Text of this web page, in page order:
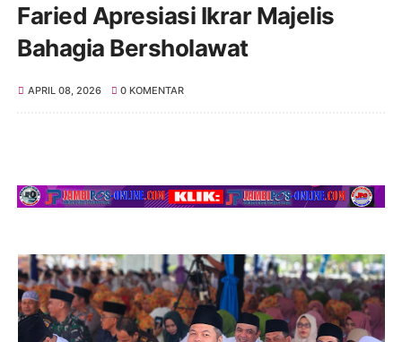
Faried Apresiasi Ikrar Majelis
Bahagia Bersholawat
APRIL 08, 2026 0 KOMENTAR